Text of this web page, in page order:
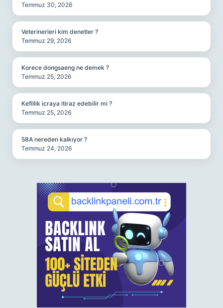
Temmuz 30, 2026
Veterinerleri kim denetler ?
Temmuz 29, 2026
Korece dongsaeng ne demek ?
Temmuz 25, 2026
Kefillik icraya itiraz edebilir mi ?
Temmuz 25, 2026
58A nereden kalkıyor ?
Temmuz 24, 2026